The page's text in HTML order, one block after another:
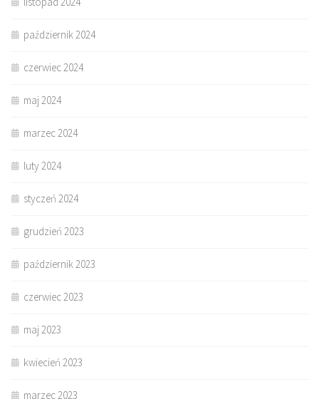
październik 2024
czerwiec 2024
maj 2024
marzec 2024
luty 2024
styczeń 2024
grudzień 2023
październik 2023
czerwiec 2023
maj 2023
kwiecień 2023
marzec 2023